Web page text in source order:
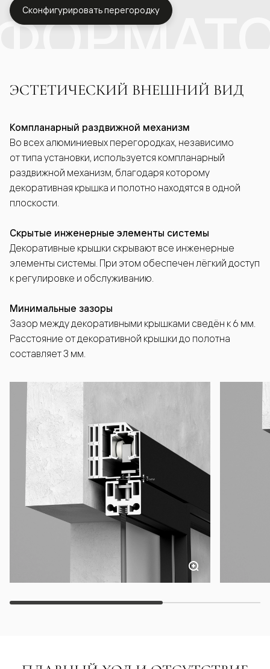
Сконфигурировать перегородку
ЭСТЕТИЧЕСКИЙ ВНЕШНИЙ ВИД
Компланарный раздвижной механизм
Во всех алюминиевых перегородках, независимо
от типа установки, используется компланарный
раздвижной механизм, благодаря которому
декоративная крышка и полотно находятся в одной
плоскости.
Скрытые инженерные элементы системы
Декоративные крышки скрывают все инженерные
элементы системы. При этом обеспечен лёгкий доступ
к регулировке и обслуживанию.
Минимальные зазоры
Зазор между декоративными крышками сведён к 6 мм.
Расстояние от декоративной крышки до полотна
составляет 3 мм.